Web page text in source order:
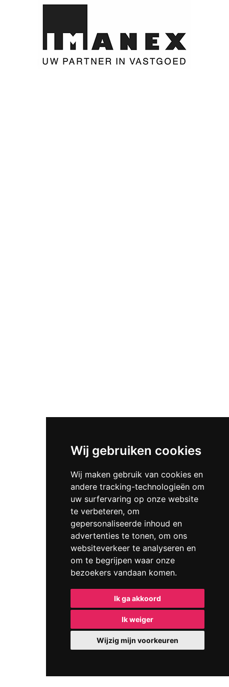
Wij gebruiken cookies
Wij maken gebruik van cookies en
andere tracking-technologieën om
uw surfervaring op onze website
te verbeteren, om
gepersonaliseerde inhoud en
advertenties te tonen, om ons
websiteverkeer te analyseren en
om te begrijpen waar onze
bezoekers vandaan komen.
Ik ga akkoord
Ik weiger
Wijzig mijn voorkeuren